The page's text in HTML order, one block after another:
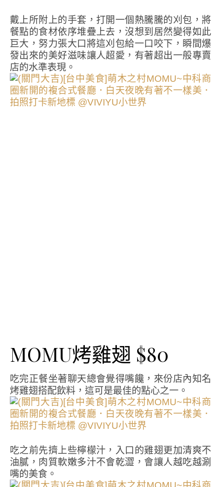
戴上所附上的手套，打開一個熱騰騰的刈包，將
餐點的食材依序堆疊上去，沒想到居然變得如此
巨大，努力張大口將這刈包給一口咬下，瞬間爆
發出來的美好滋味讓人超愛，有著超出一般專賣
店的水準表現。
MOMU烤雞翅 $80
吃完正餐坐著聊天總會覺得嘴饞，來份店內知名
烤雞翅搭配飲料，這可是最佳的點心之一。
吃之前先擠上些檸檬汁，入口的雞翅更加清爽不
油膩，肉質軟嫩多汁不會乾澀，會讓人越吃越涮
嘴的美食。